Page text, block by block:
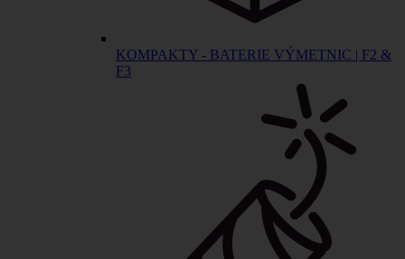
KOMPAKTY - BATERIE VÝMETNIC | F2 &
F3